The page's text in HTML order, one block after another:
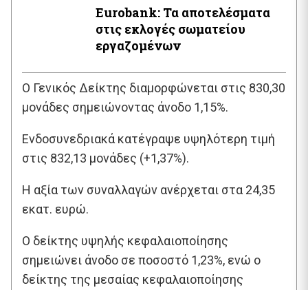
Εurobank: Τα αποτελέσματα
στις εκλογές σωματείου
εργαζομένων
O Γενικός Δείκτης διαμορφώνεται στις 830,30
μονάδες σημειώνοντας άνοδο 1,15%.
Ενδοσυνεδριακά κατέγραψε υψηλότερη τιμή
στις 832,13 μονάδες (+1,37%).
Η αξία των συναλλαγών ανέρχεται στα 24,35
εκατ. ευρώ.
Ο δείκτης υψηλής κεφαλαιοποίησης
σημειώνει άνοδο σε ποσοστό 1,23%, ενώ ο
δείκτης της μεσαίας κεφαλαιοποίησης